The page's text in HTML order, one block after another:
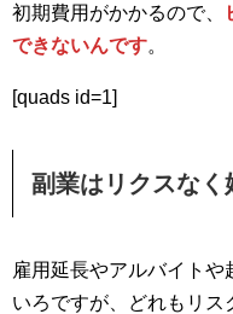
初期費用がかかるので、
できないんです。
[quads id=1]
副業はリクスなく
雇用延長やアルバイト
いろですが、どれもリ